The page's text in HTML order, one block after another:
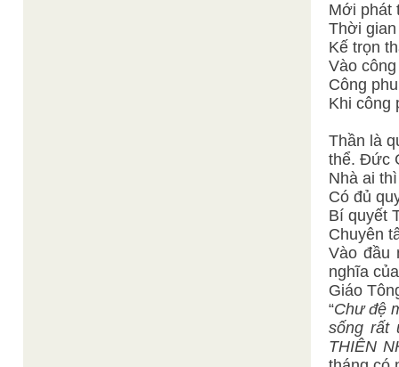
Mới phát
Thời
Kế trọn
Vào
Công
Khi công
Thần là
thể. Đức
Nhà ai
Có đủ
Bí quyết
Chuyên
Vào đầu
nghĩa
Giáo
“Chư đệ
sống rất
THIÊN